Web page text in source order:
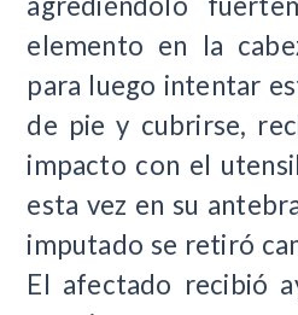
elemento en la
para luego intentar
de pie y cubrirse,
impacto con el
esta vez en su
imputado se retiró
El afectado recibió